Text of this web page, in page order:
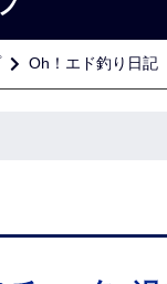
Oh！エド釣り日記